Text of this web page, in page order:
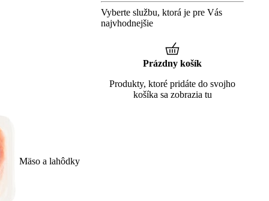
Mäso a lahôdky
Vyberte službu, ktorá je pre Vás
najvhodnejšie
Prázdny košík
Produkty, ktoré pridáte do svojho
košíka sa zobrazia tu